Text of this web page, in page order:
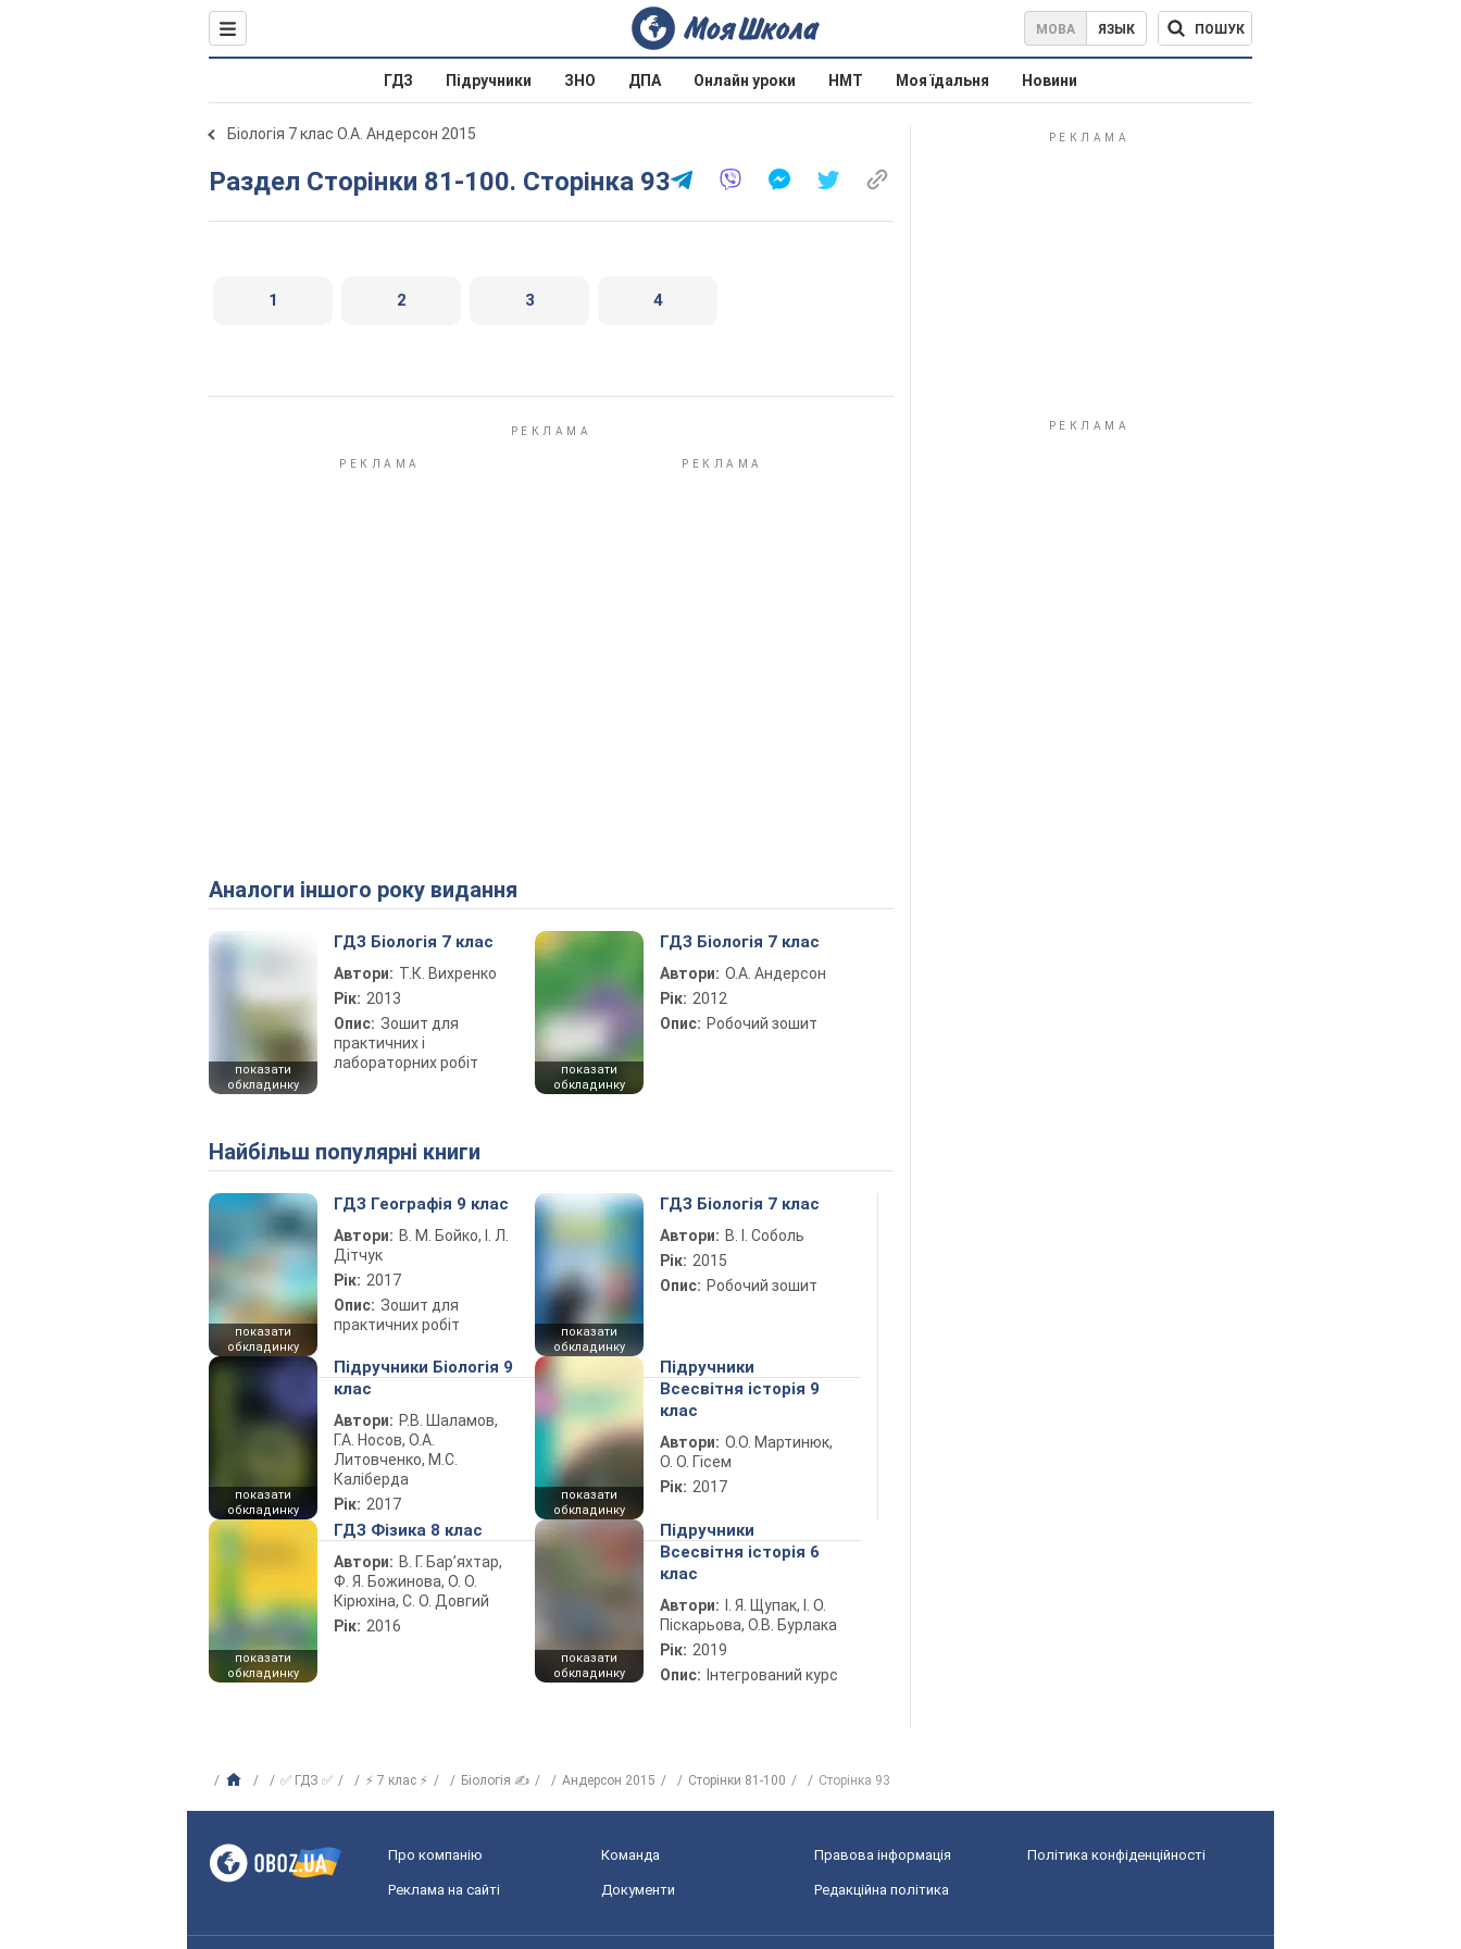
МОВА ЯЗЫК ПОШУК
ГДЗ Підручники ЗНО ДПА Онлайн уроки НМТ Моя їдальня Новини
Біологія 7 клас О.А. Андерсон 2015
Раздел Сторінки 81-100. Сторінка 93
1 2 3 4
Аналоги іншого року видання
показати
обкладинку
ГДЗ Біологія 7 клас
Автори: Т.К. Вихренко
Рік: 2013
Опис: Зошит для
практичних і
лабораторних робіт
показати
обкладинку
ГДЗ Біологія 7 клас
Автори: О.А. Андерсон
Рік: 2012
Опис: Робочий зошит
Найбільш популярні книги
показати
обкладинку
ГДЗ Географія 9 клас
Автори: В. М. Бойко, І. Л.
Дітчук
Рік: 2017
Опис: Зошит для
практичних робіт
показати
обкладинку
ГДЗ Біологія 7 клас
Автори: В. І. Соболь
Рік: 2015
Опис: Робочий зошит
показати
обкладинку
Підручники Біологія 9
клас
Автори: Р.В. Шаламов,
Г.А. Носов, О.А.
Литовченко, М.С.
Каліберда
Рік: 2017
показати
обкладинку
Підручники
Всесвітня історія 9
клас
Автори: О.О. Мартинюк,
О. О. Гісем
Рік: 2017
показати
обкладинку
ГДЗ Фізика 8 клас
Автори: В. Г. Бар’яхтар,
Ф. Я. Божинова, О. О.
Кірюхіна, С. О. Довгий
Рік: 2016
показати
обкладинку
Підручники
Всесвітня історія 6
клас
Автори:
І. Я. Щупак, І. О.
Піскарьова, О.В. Бурлака
Рік: 2019
Опис: Інтегрований курс
✅ ГДЗ ✅ ⚡ 7 клас ⚡ Біологія ✍ Андерсон 2015 Сторінки 81-100 Сторінка 93
Про компанію Команда Правова інформація Політика конфіденційності
Реклама на сайті Документи Редакційна політика